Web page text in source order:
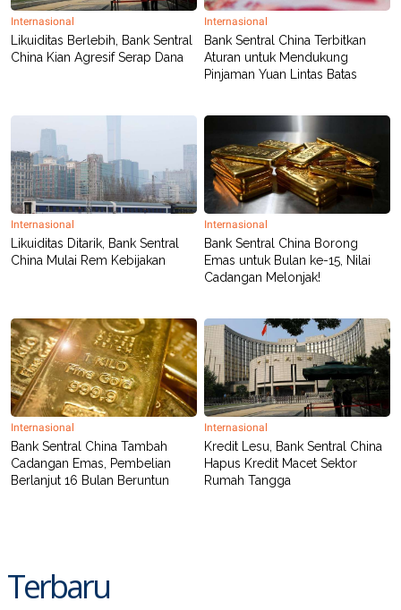
RT
I
S
N
G
D
I
A
.
I
D
USE
PEDOMAN
PEMBERITAAN
SIBER
PRIVACY
POLICY
Internasional
Likuiditas Berlebih, Bank Sentral
China Kian Agresif Serap Dana
Internasional
Bank Sentral China Terbitkan
Aturan untuk Mendukung
Pinjaman Yuan Lintas Batas
Internasional
Likuiditas Ditarik, Bank Sentral
China Mulai Rem Kebijakan
Internasional
Bank Sentral China Borong
Emas untuk Bulan ke-15, Nilai
Cadangan Melonjak!
Internasional
Bank Sentral China Tambah
Cadangan Emas, Pembelian
Berlanjut 16 Bulan Beruntun
Internasional
Kredit Lesu, Bank Sentral China
Hapus Kredit Macet Sektor
Rumah Tangga
Terbaru